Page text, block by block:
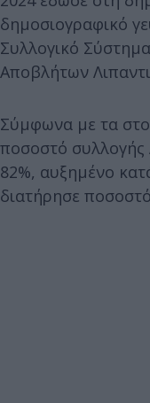
δημοσιογραφικό
Συλλογικό
Αποβλήτων
Σύμφωνα με τα
ποσοστό
82%, αυξημένο
διατήρησε